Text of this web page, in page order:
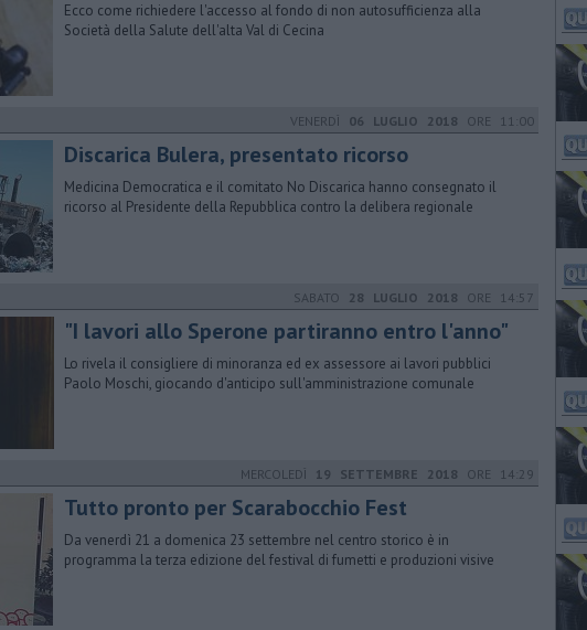
Ecco come richiedere l'accesso al fondo di non autosufficienza alla
Società della Salute dell'alta Val di Cecina
VENERDÌ 06 LUGLIO 2018 ORE 11:00
Discarica Bulera, presentato ricorso
Medicina Democratica e il comitato No Discarica hanno consegnato il
ricorso al Presidente della Repubblica contro la delibera regionale
SABATO 28 LUGLIO 2018 ORE 14:57
"I lavori allo Sperone partiranno entro l'anno"
Lo rivela il consigliere di minoranza ed ex assessore ai lavori pubblici
Paolo Moschi, giocando d'anticipo sull'amministrazione comunale
MERCOLEDÌ 19 SETTEMBRE 2018 ORE 14:29
Tutto pronto per Scarabocchio Fest
​Da venerdì 21 a domenica 23 settembre nel centro storico è in
programma la terza edizione del festival di fumetti e produzioni visive